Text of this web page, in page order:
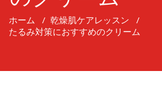
ホーム / 乾燥肌ケアレッスン /
たるみ対策におすすめのクリーム